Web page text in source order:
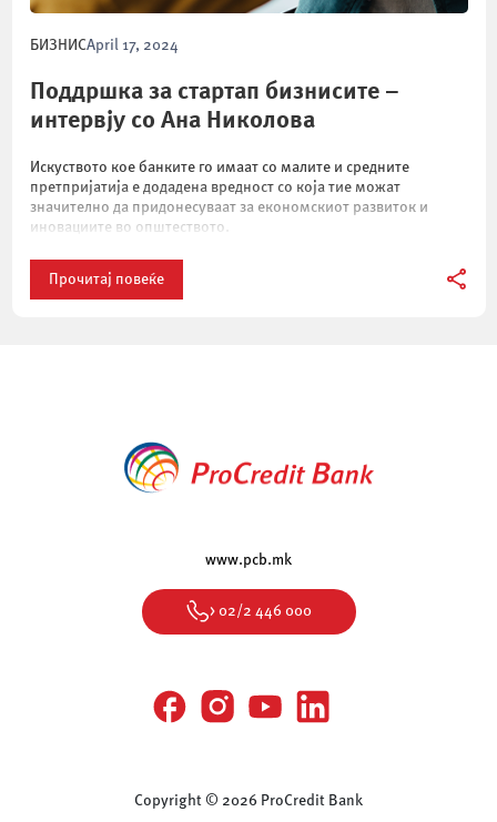
БИЗНИСApril 17, 2024
Поддршка за стартап бизнисите –
интервју со Ана Николова
Искуството кое банките го имаат со малите и средните
претпријатија е додадена вредност со која тие можат
значително да придонесуваат за економскиот развиток и
иновациите во општеството.
Прочитај повеќе
www.pcb.mk
> 02/2 446 000
Copyright © 2026 ProCredit Bank